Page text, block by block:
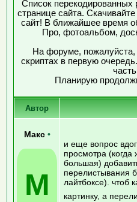
Список перекодированных
странице сайта.
сайт! В ближайшее время
Про, фотоальбом,
На форуме, пожалуйста,
скриптах в первую
Планирую
Автор
Макс •
М
и еще вопрос
просмотра (когда
большая)
перелистывания
лайтбоксе). чтоб
картинку, а